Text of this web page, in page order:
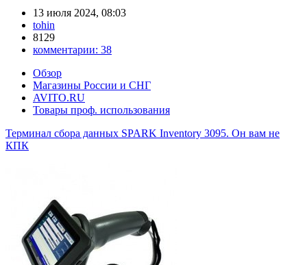
13 июля 2024, 08:03
tohin
8129
комментарии: 38
Обзор
Магазины России и СНГ
AVITO.RU
Товары проф. использования
Терминал сбора данных SPARK Inventory 3095. Он вам не
КПК